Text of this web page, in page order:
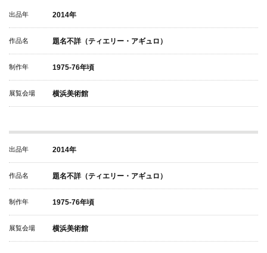
出品年 2014年
作品名 題名不詳（ティエリー・アギュロ）
制作年 1975-76年頃
展覧会場 横浜美術館
出品年 2014年
作品名 題名不詳（ティエリー・アギュロ）
制作年 1975-76年頃
展覧会場 横浜美術館